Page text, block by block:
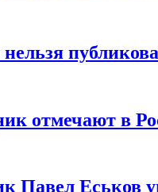
отмечают в
Павел Еськов